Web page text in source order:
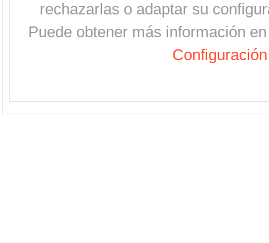
rechazarlas o adaptar su
Puede obtener más información